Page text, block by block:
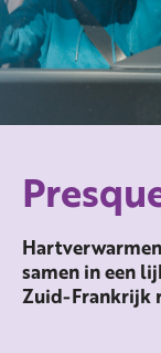
samen in een
Zuid-Frankrijk